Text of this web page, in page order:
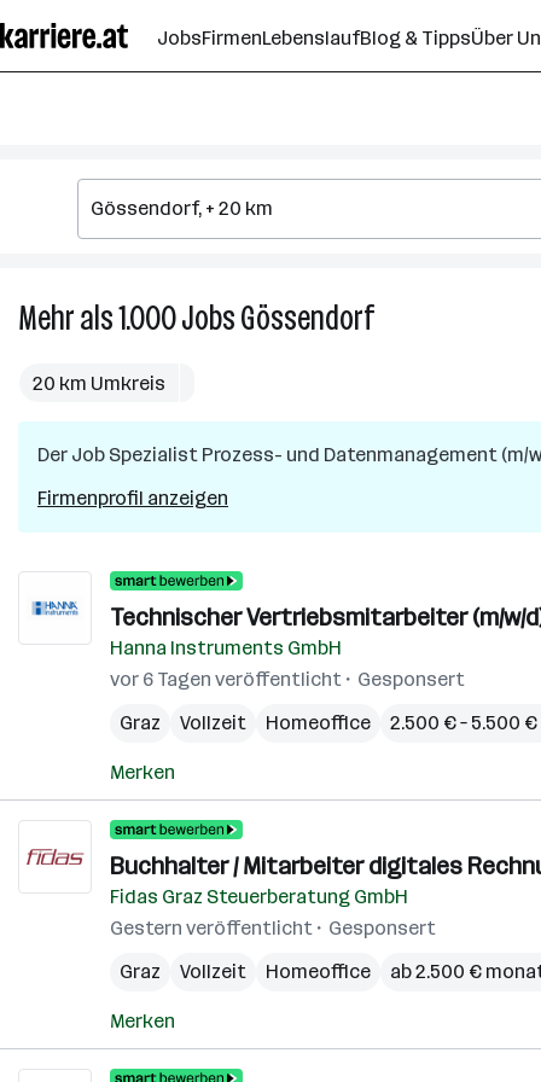
Seiteninhalt
springen
JobsFirmenLebenslaufBlog & TippsÜber
Mehr als 1.000JobsGössendorfMehr
in
Gössendorf
20 km Umkreis
Der Job Spezialist Prozess- und Datenmanagement (m/
Firmenprofil anzeigen
Technischer Vertriebsmitarbeiter (m/w/
Hanna Instruments GmbH
vor 6 Tagen veröffentlicht
Gesponsert
Graz
Vollzeit Homeoffice 2.500 € – 5.500
Merken
Buchhalter / Mitarbeiter digitales
Fidas Graz Steuerberatung GmbH
Gestern veröffentlicht
Gesponsert
Graz
Vollzeit Homeoffice ab 2.500 €
Merken